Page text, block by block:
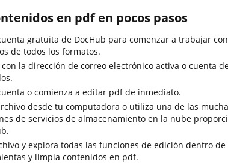
en pdf en pocos pasos
gratuita de DocHub para comenzar a trabajar con
de todos los formatos.
la dirección de correo electrónico activa o cuenta
o comienza a editar pdf de inmediato.
desde tu computadora o utiliza una de las
de servicios de almacenamiento en la nube
y explora todas las funciones de edición dentro
y limpia contenidos en pdf.